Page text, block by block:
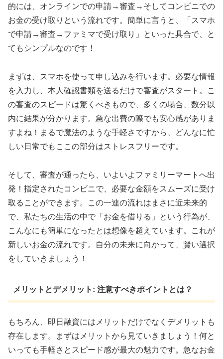
的には、オンラインでの申請→審査→そしてコンビニでの
お金の受け取りという流れです。簡単に言うと、「スマホ
で申請→審査→ファミマで受け取り」といった具合で、と
てもシンプルなのです！
まずは、スマホを使って申し込みを行います。必要な情報
を入力し、本人確認書類を送るだけで審査がスタート。こ
の審査のスピードは驚くべきもので、多くの場合、数分以
内に結果が分かります。急な出費の際でも安心感がありま
すよね！まるで魔法のような手軽さですから、どんなに忙
しい日常でもここの部分はストレスフリーです。
そして、審査が通ったら、いよいよファミリーマートへ出
発！指定されたコンビニで、必要な金額をスムーズに受け
取ることができます。この一連の流れはまさに近未来的
で、私たちの生活の中で「お金を借りる」という行為が、
こんなにも簡単になったとは想像を超えています。これが
新しいお金の流れです。自分の未来に向かって、賢い選択
をしていきましょう！
メリットとデメリット: 注意すべきポイントとは？
もちろん、即日融資にはメリットだけでなくデメリットも
存在します。まずはメリットから見ていきましょう！何と
いっても手軽さとスピード感が最大の魅力です。急なお金